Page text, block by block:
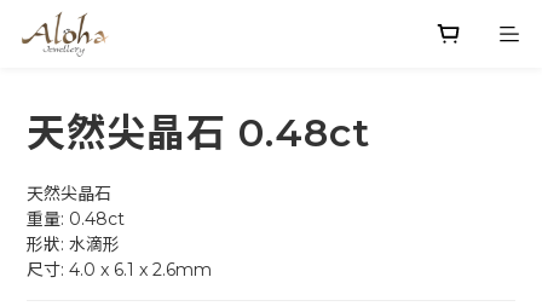
天然尖晶石 0.48ct
天然尖晶石
重量: 0.48ct
形狀: 水滴形
尺寸: 4.0 x 6.1 x 2.6mm